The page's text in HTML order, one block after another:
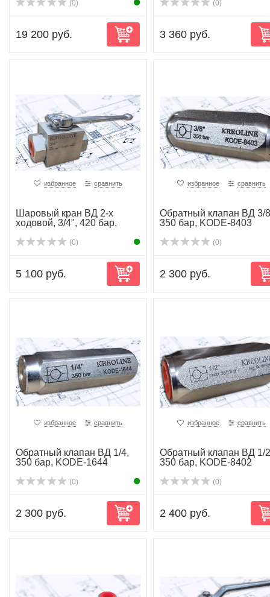
(0)
19 200 руб.
(0)
3 360 руб.
избранное сравнить
Шаровый кран ВД 2-х
ходовой, 3/4", 420 бар,
(0)
5 100 руб.
избранное сравнить
Обратный клапан ВД 3/
350 бар, KODE-8403
(0)
2 300 руб.
избранное сравнить
Обратный клапан ВД 1/4,
350 бар, KODE-1644
(0)
2 300 руб.
избранное сравнить
Обратный клапан ВД 1/
350 бар, KODE-8402
(0)
2 400 руб.